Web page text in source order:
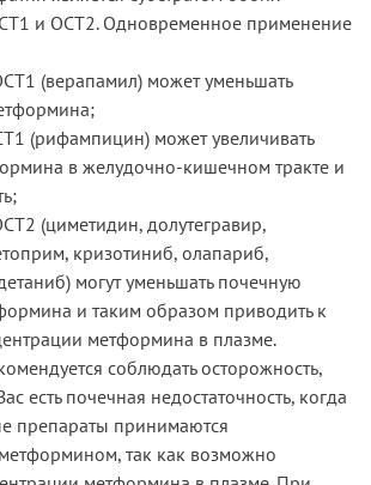
и ОСТ2. Одновременное применение
(верапамил) может уменьшать
(рифампицин) может увеличивать
в желудочно-кишечном тракте и
(циметидин, долутегравир,
кризотиниб, олапариб,
могут уменьшать почечную
и таким образом приводить к
метформина в плазме.
соблюдать осторожность,
есть почечная недостаточность, когда
препараты принимаются
так как возможно